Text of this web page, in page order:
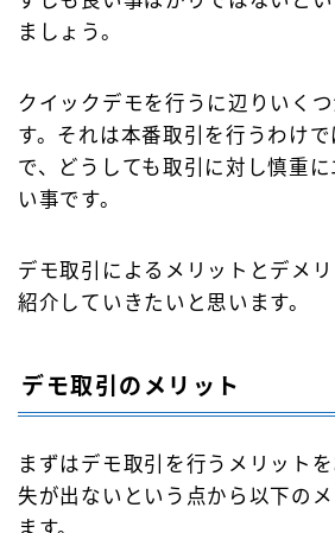
ましょう。
クイックデモを行うに辺りいく
す。それは本番取引を行うわけ
で、どうしても取引に対し慎重
い事です。
デモ取引によるメリットとデメ
紹介していきたいと思います。
デモ取引のメリット
まずはデモ取引を行うメリット
失が出ないという点から以下の
ます。